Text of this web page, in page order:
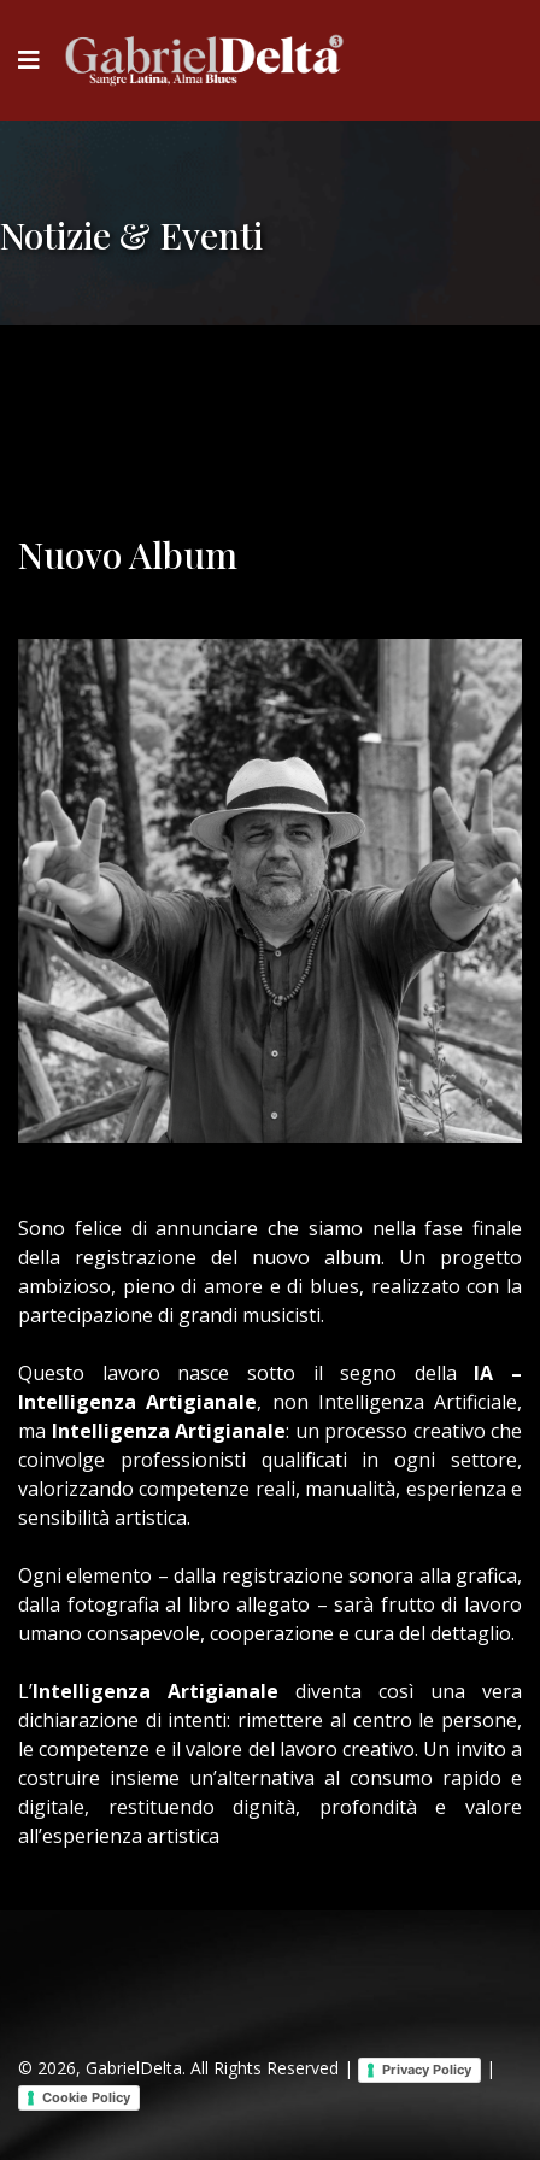
Notizie & Eventi
Nuovo Album
Sono felice di annunciare che siamo nella fase finale
della registrazione del nuovo album. Un progetto
ambizioso, pieno di amore e di blues, realizzato con la
partecipazione di grandi musicisti.
Questo lavoro nasce sotto il segno della IA –
Intelligenza Artigianale, non Intelligenza Artificiale,
ma Intelligenza Artigianale: un processo creativo che
coinvolge professionisti qualificati in ogni settore,
valorizzando competenze reali, manualità, esperienza e
sensibilità artistica.
Ogni elemento – dalla registrazione sonora alla grafica,
dalla fotografia al libro allegato – sarà frutto di lavoro
umano consapevole, cooperazione e cura del dettaglio.
L’Intelligenza Artigianale diventa così una vera
dichiarazione di intenti: rimettere al centro le persone,
le competenze e il valore del lavoro creativo. Un invito a
costruire insieme un’alternativa al consumo rapido e
digitale, restituendo dignità, profondità e valore
all’esperienza artistica
© 2026, GabrielDelta. All Rights Reserved | Privacy Policy |
Cookie Policy